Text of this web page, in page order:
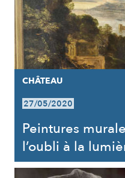
CHÂTEAU
27/05/2020
Peintures
l’oubli à la